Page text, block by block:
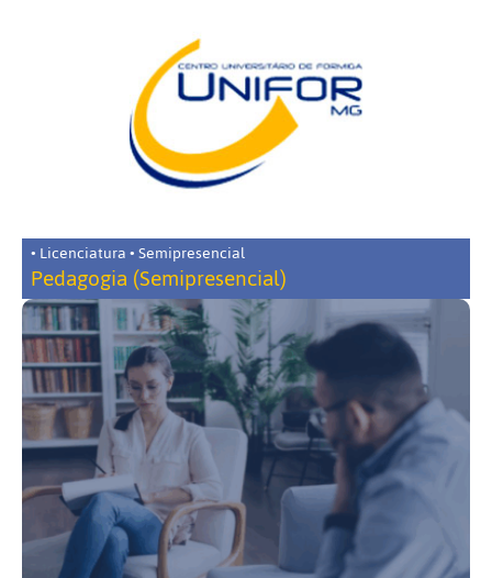
• Licenciatura • Semipresencial
Pedagogia (Semipresencial)